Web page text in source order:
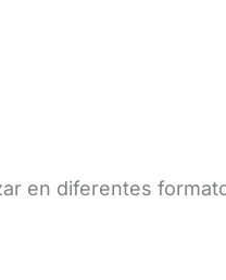
en diferentes